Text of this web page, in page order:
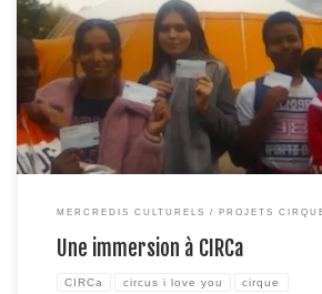
sont devenu.e.s des festivaliers et des
dédiée aux créations contemporaines et aux
intenses rythmés par des spectacles, par une
découverte de la ville. Les jeunes […]
MERCREDIS CULTURELS PROJETS
Une immersion à CIRCa
CIRCa circus i love you cirque